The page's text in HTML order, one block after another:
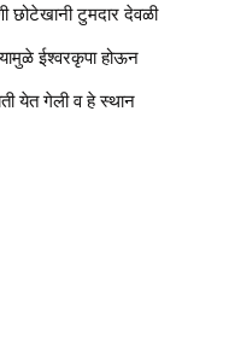
छोटेखानी टुमदार देवळी
ईश्वरकृपा होऊन
येत गेली व हे स्थान